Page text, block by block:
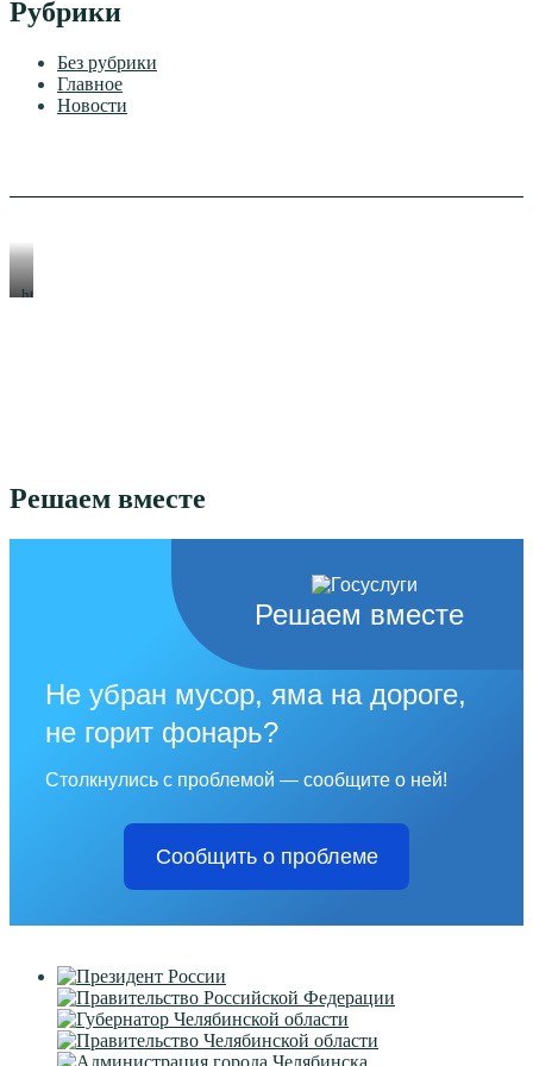
Рубрики
Без рубрики
Главное
Новости
https://xn-
Решаем вместе
Решаем вместе
Не убран мусор, яма на дороге,
не горит фонарь?
Столкнулись с проблемой — сообщите о ней!
Сообщить о проблеме